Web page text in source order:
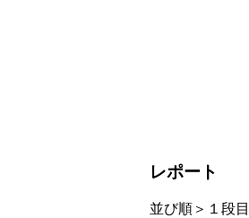
レポート
並び順＞１段